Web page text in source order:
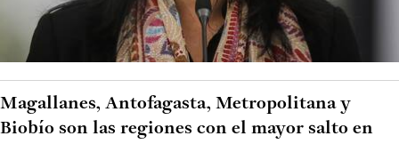
Magallanes, Antofagasta, Metropolitana y
Biobío son las regiones con el mayor salto en